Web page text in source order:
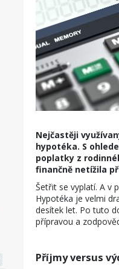
Nejčastěji
hypotéka. S
poplatky z
finančně netížila
Šetřit se vyplatí. A v
Hypotéka je velmi
desítek let. Po tuto
přípravou a
Příjmy versus